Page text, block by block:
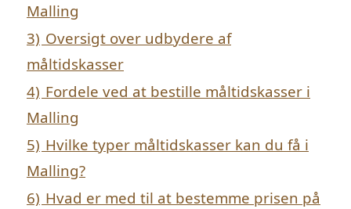
Malling
3) Oversigt over udbydere af
måltidskasser
4) Fordele ved at bestille måltidskasser i
Malling
5) Hvilke typer måltidskasser kan du få i
Malling?
6) Hvad er med til at bestemme prisen på